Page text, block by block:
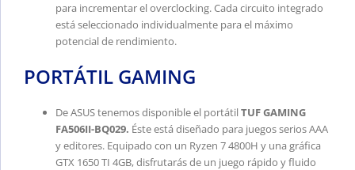
para incrementar el overclocking. Cada circuito integrado
está seleccionado individualmente para el máximo
potencial de rendimiento.
PORTÁTIL GAMING
De ASUS tenemos disponible el portátilTUF GAMING
FA506II-BQ029. Éste está diseñado para juegos serios AAA
y editores. Equipado con un Ryzen 7 4800H y una gráfica
GTX 1650 TI 4GB, disfrutarás de un juego rápido y fluido